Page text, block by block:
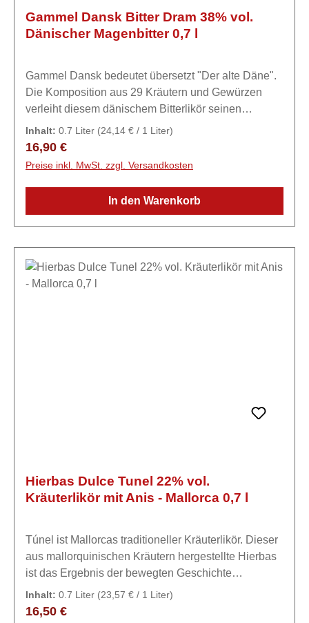
Gammel Dansk Bitter Dram 38% vol.
Dänischer Magenbitter 0,7 l
Gammel Dansk bedeutet übersetzt "Der alte Däne".
Die Komposition aus 29 Kräutern und Gewürzen
verleiht diesem dänischem Bitterlikör seinen
einzigartigen Geschmack.ExpertiseGammel Dansk
wird mit 29 Gewürzen aromatisiert, darunter
Inhalt: 0.7 Liter (24,14 € / 1 Liter)
Regulärer Preis:
16,90 €
Preise inkl. MwSt. zzgl. Versandkosten
In den Warenkorb
Hierbas Dulce Tunel 22% vol.
Kräuterlikör mit Anis - Mallorca 0,7 l
Túnel ist Mallorcas traditioneller Kräuterlikör. Dieser
aus mallorquinischen Kräutern hergestellte Hierbas
ist das Ergebnis der bewegten Geschichte
Mallorcas.ExpertiseEin süßer, feiner Likör, ideal zum
Servieren nach dem Abendessen mit Eis oder direkt
Inhalt: 0.7 Liter (23,57 € / 1 Liter)
Regulärer Preis:
16,50 €